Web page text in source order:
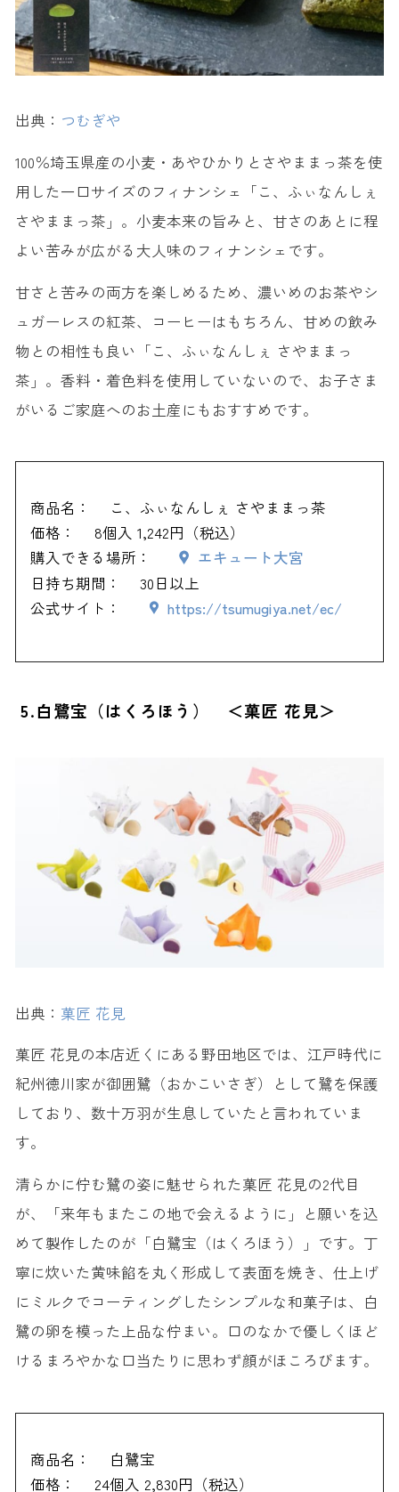
出典： つむぎや
100％埼玉県産の小麦・あやひかりとさやままっ茶を使
用した一口サイズのフィナンシェ「こ、ふぃなんしぇ
さやままっ茶」。小麦本来の旨みと、甘さのあとに程
よい苦みが広がる大人味のフィナンシェです。
甘さと苦みの両方を楽しめるため、濃いめのお茶やシ
ュガーレスの紅茶、コーヒーはもちろん、甘めの飲み
物との相性も良い「こ、ふぃなんしぇ さやままっ
茶」。香料・着色料を使用していないので、お子さま
がいるご家庭へのお土産にもおすすめです。
商品名：
こ、ふぃなんしぇ さやままっ茶
価格：
8個入 1,242円（税込）
購入できる場所：
エキュート大宮
日持ち期間：
30日以上
公式サイト：
https://tsumugiya.net/ec/
5.白鷺宝（はくろほう） ＜菓匠 花見＞
出典： 菓匠 花見
菓匠 花見の本店近くにある野田地区では、江戸時代に
紀州徳川家が御囲鷺（おかこいさぎ）として鷺を保護
しており、数十万羽が生息していたと言われていま
す。
清らかに佇む鷺の姿に魅せられた菓匠 花見の2代目
が、「来年もまたこの地で会えるように」と願いを込
めて製作したのが「白鷺宝（はくろほう）」です。丁
寧に炊いた黄味餡を丸く形成して表面を焼き、仕上げ
にミルクでコーティングしたシンプルな和菓子は、白
鷺の卵を模った上品な佇まい。口のなかで優しくほど
けるまろやかな口当たりに思わず顔がほころびます。
商品名：
白鷺宝
価格：
24個入 2,830円（税込）